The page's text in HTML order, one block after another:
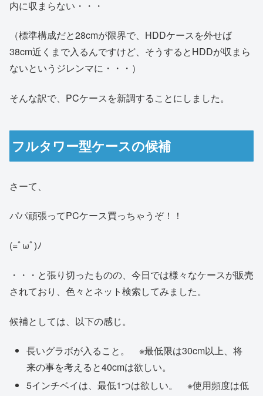
内に収まらない・・・
（標準構成だと28cmが限界で、HDDケースを外せば
38cm近くまで入るんですけど、そうするとHDDが収まら
ないというジレンマに・・・）
そんな訳で、PCケースを新調することにしました。
フルタワー型ケースの候補
さーて、
パパ頑張ってPCケース買っちゃうぞ！！
(=ﾟωﾟ)ﾉ
・・・と張り切ったものの、今日では様々なケースが販売
されており、色々とネット検索してみました。
候補としては、以下の感じ。
長いグラボが入ること。 ※最低限は30cm以上、将
来の事を考えると40cmは欲しい。
5インチベイは、最低1つは欲しい。 ※使用頻度は低